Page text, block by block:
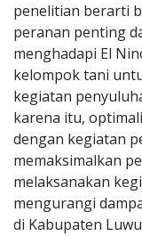
penelitian berarti
peranan penting
menghadapi El
kelompok tani
kegiatan
karena itu,
dengan kegiatan
memaksimalkan
melaksanakan
mengurangi
di Kabupaten